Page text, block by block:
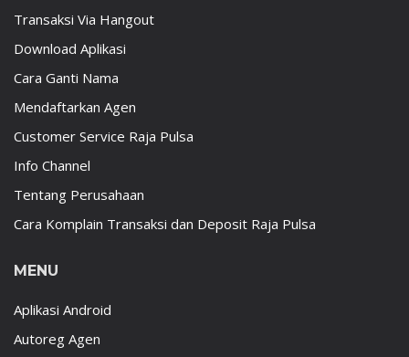
Transaksi Via Hangout
Download Aplikasi
Cara Ganti Nama
Mendaftarkan Agen
Customer Service Raja Pulsa
Info Channel
Tentang Perusahaan
Cara Komplain Transaksi dan Deposit Raja Pulsa
MENU
Aplikasi Android
Autoreg Agen